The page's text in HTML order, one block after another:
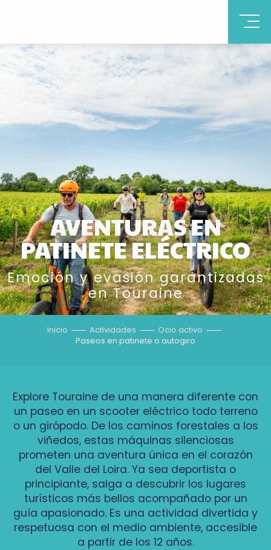
AVENTURAS EN
PATINETE ELÉCTRICO
Emoción y evasión garantizadas
en Touraine
Inicio Actividades
Ocio activo
Paseos en patinete o autogiro
Explore Touraine de una manera diferente con
un paseo en un scooter eléctrico todo terreno
o un girópodo. De los caminos forestales a los
viñedos, estas máquinas silenciosas
prometen una aventura única en el corazón
del Valle del Loira. Ya sea deportista o
principiante, salga a descubrir los lugares
turísticos más bellos acompañado por un
guía apasionado. Es una actividad divertida y
respetuosa con el medio ambiente, accesible
a partir de los 12 años.